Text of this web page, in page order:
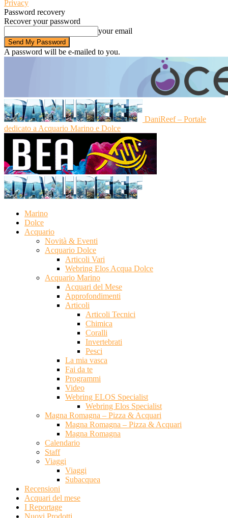
Privacy
Password recovery
Recover your password
your email
A password will be e-mailed to you.
DaniReef – Portale
dedicato a Acquario Marino e Dolce
Marino
Dolce
Acquario
Novità & Eventi
Acquario Dolce
Articoli Vari
Webring Elos Acqua Dolce
Acquario Marino
Acquari del Mese
Approfondimenti
Articoli
Articoli Tecnici
Chimica
Coralli
Invertebrati
Pesci
La mia vasca
Fai da te
Programmi
Video
Webring ELOS Specialist
Webring Elos Specialist
Magna Romagna – Pizza & Acquari
Magna Romagna – Pizza & Acquari
Magna Romagna
Calendario
Staff
Viaggi
Viaggi
Subacquea
Recensioni
Acquari del mese
I Reportage
Nuovi Prodotti